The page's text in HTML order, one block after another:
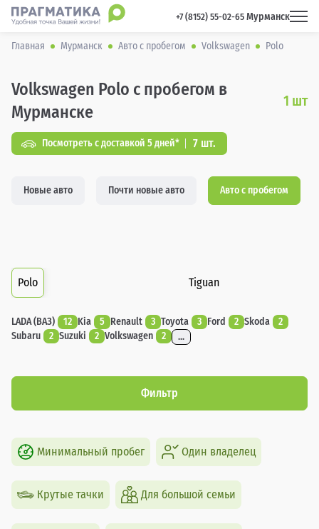
+7 (8152) 55-02-65 Мурманск
Главная Мурманск Авто с пробегом Volkswagen Polo
Volkswagen Polo с пробегом в
Мурманске
1 шт
Посмотреть с доставкой 5 дней* 7 шт.
Новые авто Почти новые авто Авто с пробегом
Polo Tiguan
LADA (ВАЗ) 12 Kia 5 Renault 3 Toyota 3 Ford 2 Skoda
2
Subaru
2 Suzuki 2 Volkswagen 2 ...
Фильтр
Минимальный пробег Один владелец
Крутые тачки Для большой семьи